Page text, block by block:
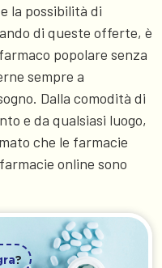
la possibilità di
di queste offerte, è
popolare senza
sempre a
Dalla comodità di
e da qualsiasi luogo,
che le farmacie
online sono
?